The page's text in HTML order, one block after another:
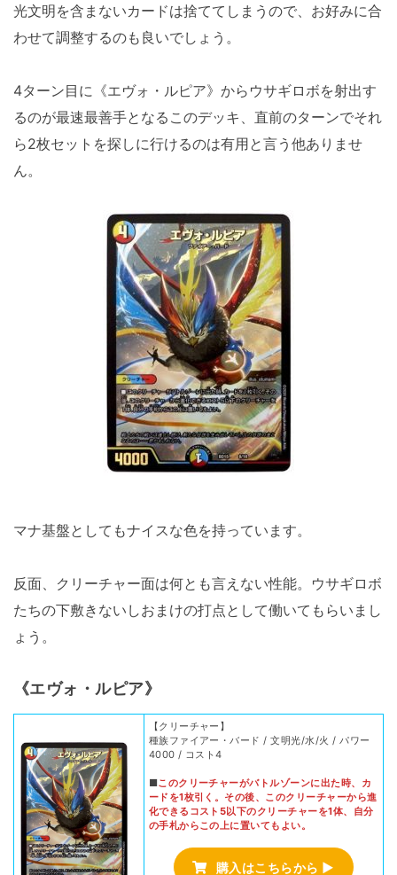
光文明を含まないカードは捨ててしまうので、お好みに合
わせて調整するのも良いでしょう。
4ターン目に《エヴォ・ルピア》からウサギロボを射出す
るのが最速最善手となるこのデッキ、直前のターンでそれ
ら2枚セットを探しに行けるのは有用と言う他ありませ
ん。
マナ基盤としてもナイスな色を持っています。
反面、クリーチャー面は何とも言えない性能。ウサギロボ
たちの下敷きないしおまけの打点として働いてもらいまし
ょう。
《エヴォ・ルピア》
【クリーチャー】
種族ファイアー・バード / 文明光/水/火 / パワー
4000 / コスト4
■このクリーチャーがバトルゾーンに出た時、カ
ードを1枚引く。その後、このクリーチャーから進
化できるコスト5以下のクリーチャーを1体、自分
の手札からこの上に置いてもよい。
購入はこちらから ▶